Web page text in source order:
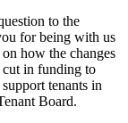
to the
for being with us
how the changes
in funding to
tenants in
Board.